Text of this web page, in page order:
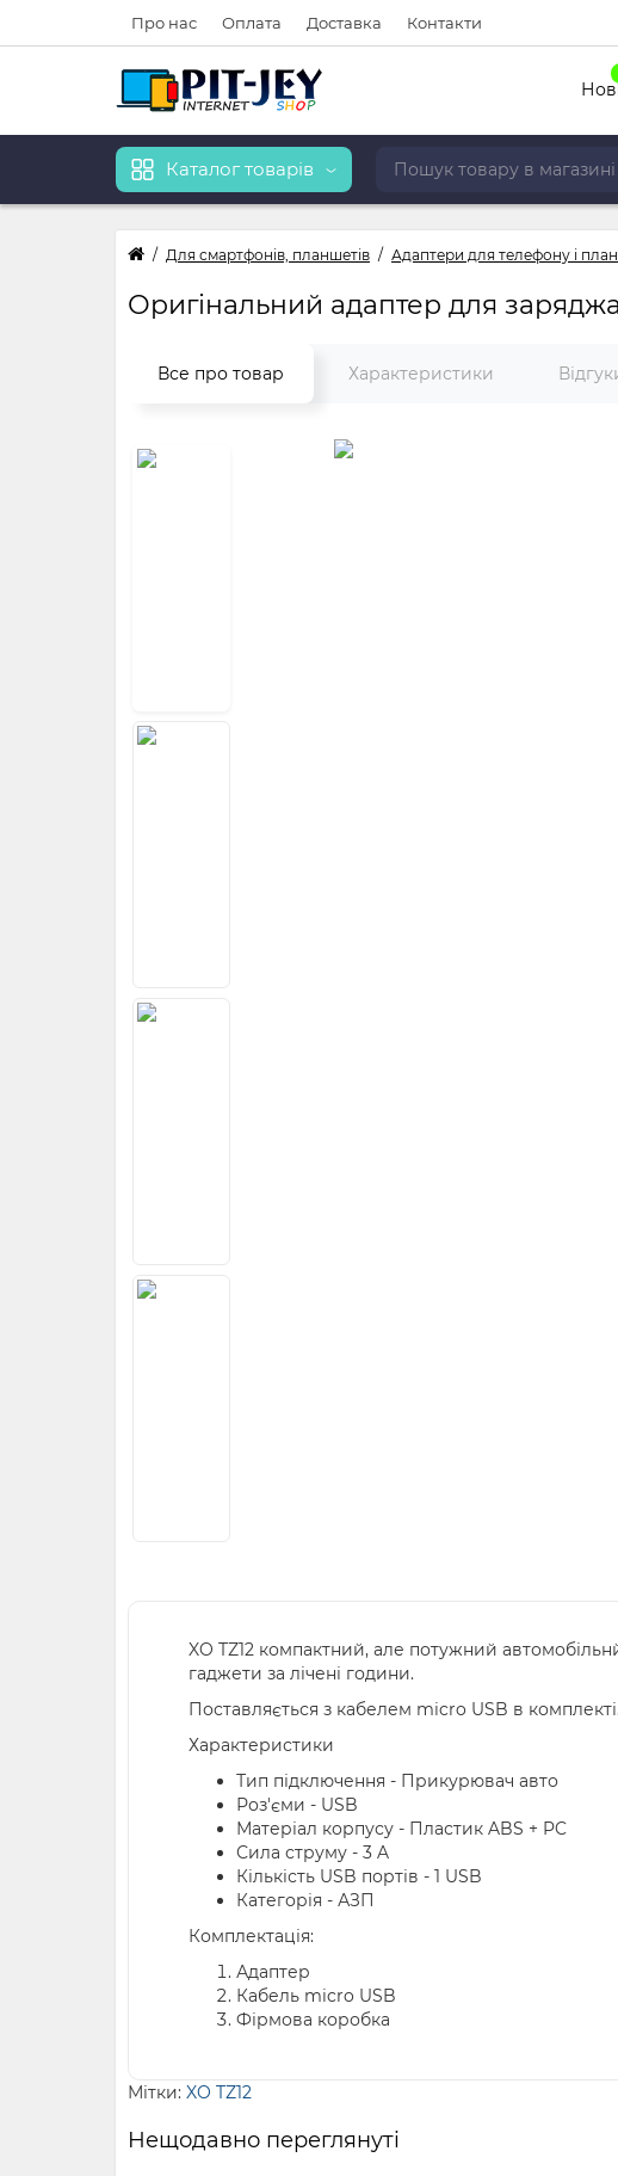
Про нас Оплата Доставка Контакти
Каталог товарів
Для смартфонів, планшетів Адаптери для телефону і
Оригінальний адаптер для
Все про товар Характеристики
XO TZ12 компактний, але потужний
гаджети за лічені години.
Поставляється з кабелем micro USB в комплекті.
Характеристики
Тип підключення - Прикурювач авто
Роз'єми - USB
Матеріал корпусу - Пластик ABS + PC
Сила струму - 3 A
Кількість USB портів - 1 USB
Категорія - АЗП
Комплектація:
Адаптер
Кабель micro USB
Фірмова коробка
Мітки: XO TZ12
Нещодавно переглянуті